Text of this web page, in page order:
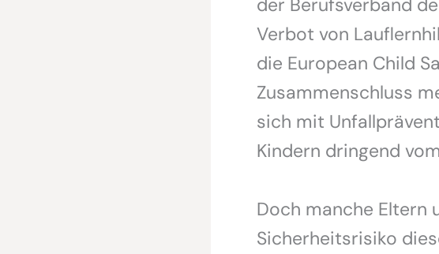
Verbot von
die European Child
Zusammenschluss
sich mit
Kindern dringend
Doch manche Eltern
Sicherheitsrisiko